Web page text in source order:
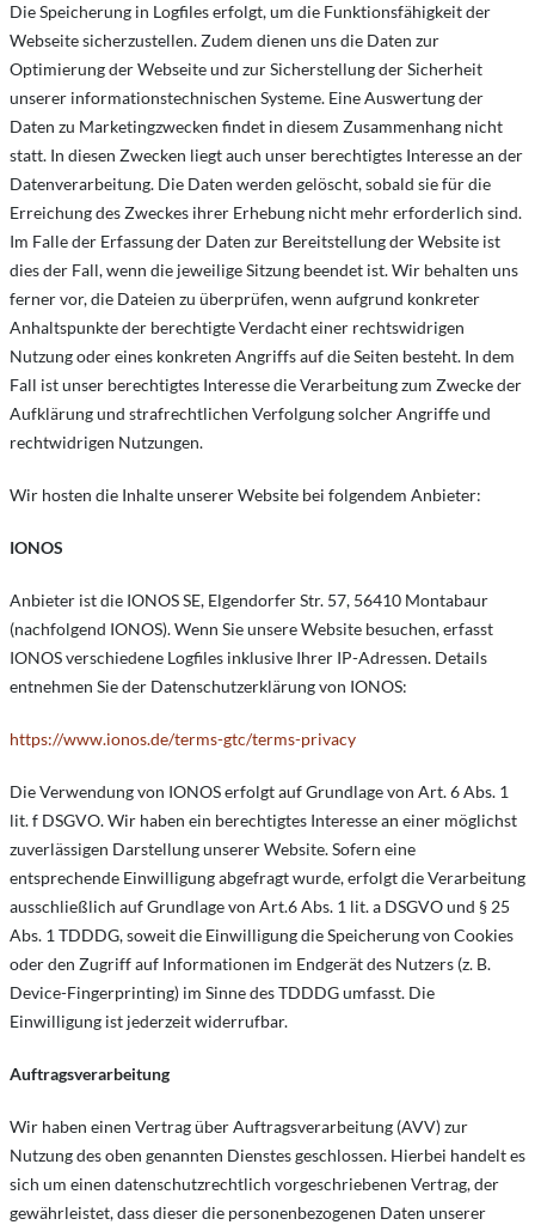
Die Speicherung in Logfiles erfolgt, um die Funktionsfähigkeit der
Webseite sicherzustellen. Zudem dienen uns die Daten zur
Optimierung der Webseite und zur Sicherstellung der Sicherheit
unserer informationstechnischen Systeme. Eine Auswertung der
Daten zu Marketingzwecken findet in diesem Zusammenhang nicht
statt. In diesen Zwecken liegt auch unser berechtigtes Interesse an der
Datenverarbeitung. Die Daten werden gelöscht, sobald sie für die
Erreichung des Zweckes ihrer Erhebung nicht mehr erforderlich sind.
Im Falle der Erfassung der Daten zur Bereitstellung der Website ist
dies der Fall, wenn die jeweilige Sitzung beendet ist. Wir behalten uns
ferner vor, die Dateien zu überprüfen, wenn aufgrund konkreter
Anhaltspunkte der berechtigte Verdacht einer rechtswidrigen
Nutzung oder eines konkreten Angriffs auf die Seiten besteht. In dem
Fall ist unser berechtigtes Interesse die Verarbeitung zum Zwecke der
Aufklärung und strafrechtlichen Verfolgung solcher Angriffe und
rechtwidrigen Nutzungen.
Wir hosten die Inhalte unserer Website bei folgendem Anbieter:
IONOS
Anbieter ist die IONOS SE, Elgendorfer Str. 57, 56410 Montabaur
(nachfolgend IONOS). Wenn Sie unsere Website besuchen, erfasst
IONOS verschiedene Logfiles inklusive Ihrer IP-Adressen. Details
entnehmen Sie der Datenschutzerklärung von IONOS:
https://www.ionos.de/terms-gtc/terms-privacy
Die Verwendung von IONOS erfolgt auf Grundlage von Art. 6 Abs. 1
lit. f DSGVO. Wir haben ein berechtigtes Interesse an einer möglichst
zuverlässigen Darstellung unserer Website. Sofern eine
entsprechende Einwilligung abgefragt wurde, erfolgt die Verarbeitung
ausschließlich auf Grundlage von Art.6 Abs. 1 lit. a DSGVO und § 25
Abs. 1 TDDDG, soweit die Einwilligung die Speicherung von Cookies
oder den Zugriff auf Informationen im Endgerät des Nutzers (z. B.
Device-Fingerprinting) im Sinne des TDDDG umfasst. Die
Einwilligung ist jederzeit widerrufbar.
Auftragsverarbeitung
Wir haben einen Vertrag über Auftragsverarbeitung (AVV) zur
Nutzung des oben genannten Dienstes geschlossen. Hierbei handelt es
sich um einen datenschutzrechtlich vorgeschriebenen Vertrag, der
gewährleistet, dass dieser die personenbezogenen Daten unserer